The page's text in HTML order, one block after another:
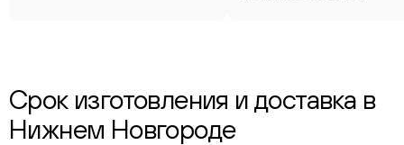
Срок изготовления и доставка в
Нижнем Новгороде